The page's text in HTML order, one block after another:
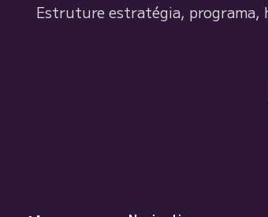
Estruture estratégia, programa,